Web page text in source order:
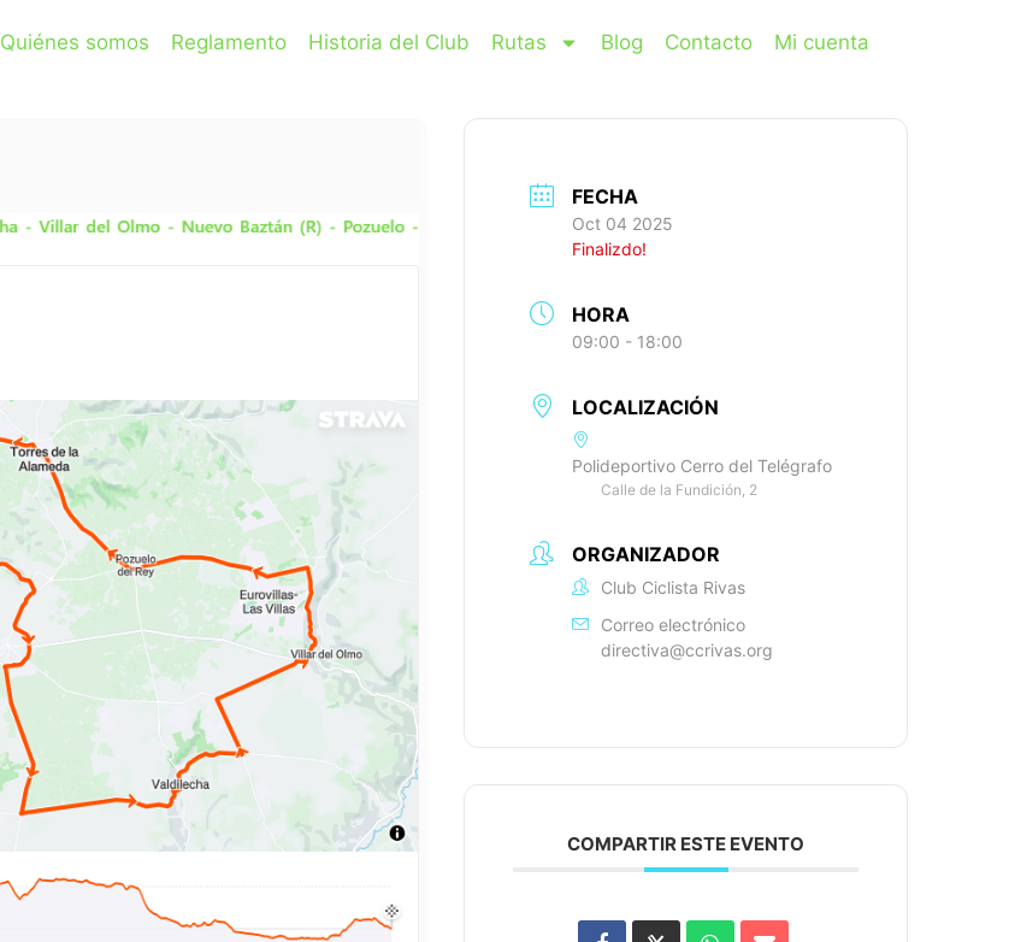
Quiénes somos Reglamento Historia del Club Rutas Blog Contacto Mi cuenta
FECHA
Oct 04 2025
Finalizdo!
HORA
09:00 - 18:00
LOCALIZACIÓN
Polideportivo Cerro del Telégrafo
Calle de la Fundición, 2
ORGANIZADOR
Club Ciclista Rivas
Correo electrónico
directiva@ccrivas.org
COMPARTIR ESTE EVENTO